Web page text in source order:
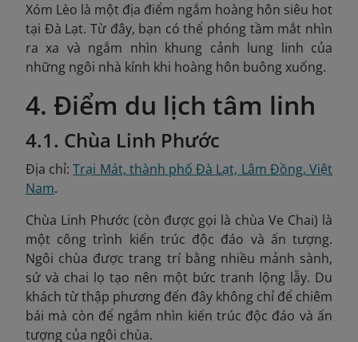
Xóm Lèo là một địa điểm ngắm hoàng hôn siêu hot
tại Đà Lạt. Từ đây, bạn có thể phóng tầm mắt nhìn
ra xa và ngắm nhìn khung cảnh lung linh của
những ngôi nhà kính khi hoàng hôn buông xuống.
4. Điểm du lịch tâm linh
4.1. Chùa Linh Phước
Địa chỉ:Trại Mát, thành phố Đà Lạt, Lâm Đồng, Việt
Nam.
Chùa Linh Phước (còn được gọi là chùa Ve Chai) là
một công trình kiến trúc độc đáo và ấn tượng.
Ngôi chùa được trang trí bằng nhiều mảnh sành,
sứ và chai lọ tạo nên một bức tranh lộng lẫy. Du
khách từ thập phương đến đây không chỉ để chiêm
bái mà còn để ngắm nhìn kiến trúc độc đáo và ấn
tượng của ngôi chùa.